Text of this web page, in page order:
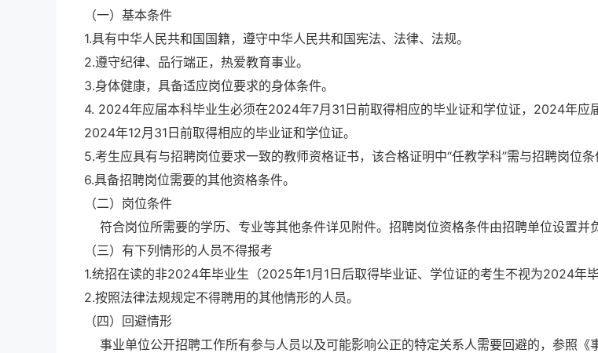
（一）基本条件
1.具有中华人民共和国国籍，遵守中华人民共和国宪法、法律、法规。
2.遵守纪律、品行端正，热爱教育事业。
3.身体健康，具备适应岗位要求的身体条件。
4. 2024年应届本科毕业生必须在2024年7月31日前取得相应的毕业证和学位证，2024年应
2024年12月31日前取得相应的毕业证和学位证。
5.考生应具有与招聘岗位要求一致的教师资格证书，该合格证明中“任教学科”需与招聘岗位条
6.具备招聘岗位需要的其他资格条件。
（二）岗位条件
符合岗位所需要的学历、专业等其他条件详见附件。招聘岗位资格条件由招聘单位设置并
（三）有下列情形的人员不得报考
1.统招在读的非2024年毕业生（2025年1月1日后取得毕业证、学位证的考生不视为2024年
2.按照法律法规规定不得聘用的其他情形的人员。
（四）回避情形
事业单位公开招聘工作所有参与人员以及可能影响公正的特定关系人需要回避的，参照《